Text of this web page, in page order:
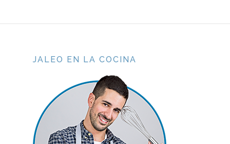
JALEO EN LA COCINA